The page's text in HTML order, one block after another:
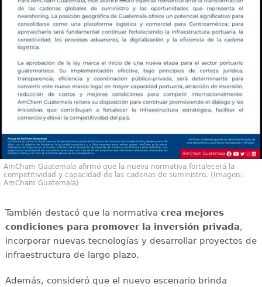
AmCham Guatemala afirmó que la nueva normativa fortalecerá la
competitividad y capacidad de las cadenas de suministro. (Imagen:
AmCham Guatemala)
También destacó que la normativa crea mejores
condiciones para promover la inversión privada,
incorporar nuevas tecnologías y desarrollar proyectos de
infraestructura de largo plazo.
Además, consideró que el nuevo escenario brinda